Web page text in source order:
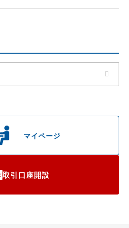
マイページ
取引口座開設